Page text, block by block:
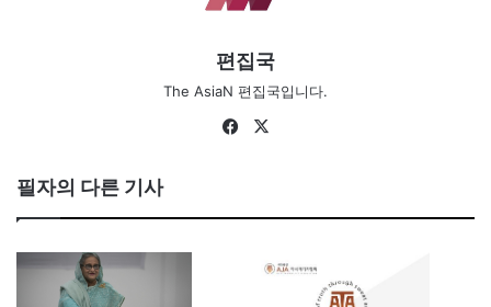
편집국
The AsiaN 편집국입니다.
Fa
필자의 다른 기사